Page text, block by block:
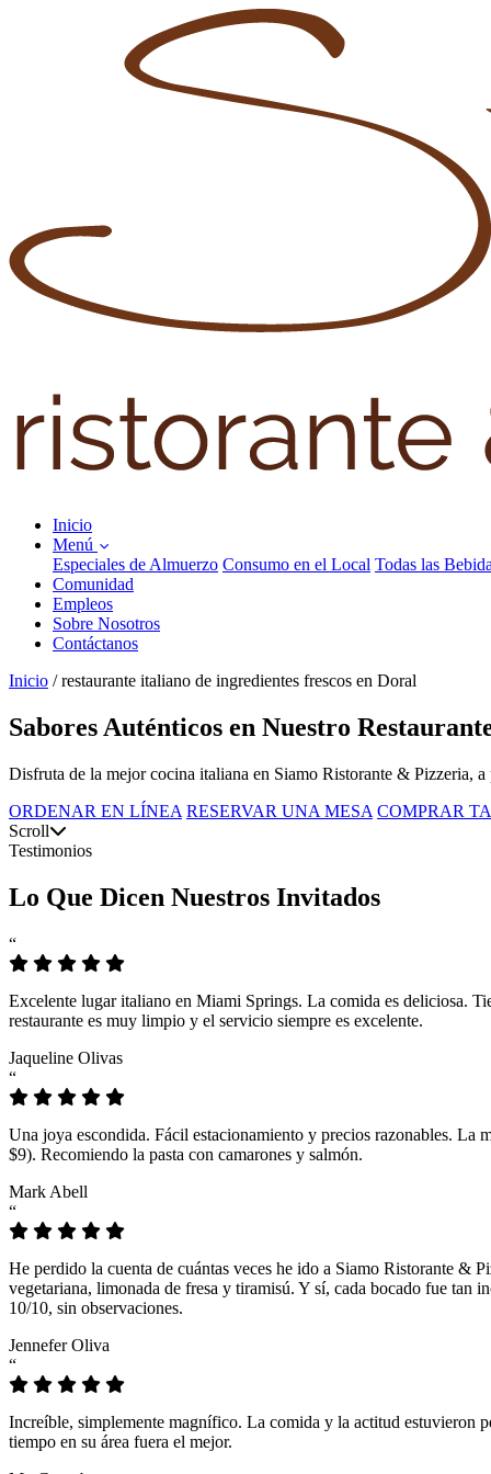
Inicio
Menú
Especiales de Almuerzo Consumo en el Local Todas las
Comunidad
Empleos
Sobre Nosotros
Contáctanos
Inicio / restaurante italiano de ingredientes frescos en Doral
Sabores Auténticos en Nuestro
Disfruta de la mejor cocina italiana en Siamo Ristorante & Pizzeria,
ORDENAR EN LÍNEA RESERVAR UNA MESA COMPRAR
Scroll
Testimonios
Lo Que Dicen Nuestros Invitados
“
Excelente lugar italiano en Miami Springs. La comida es deliciosa.
restaurante es muy limpio y el servicio siempre es excelente.
Jaqueline Olivas
“
Una joya escondida. Fácil estacionamiento y precios razonables.
$9). Recomiendo la pasta con camarones y salmón.
Mark Abell
“
He perdido la cuenta de cuántas veces he ido a Siamo Ristorante &
vegetariana, limonada de fresa y tiramisú. Y sí, cada bocado fue tan
10/10, sin observaciones.
Jennefer Oliva
“
Increíble, simplemente magnífico. La comida y la actitud estuvieron
tiempo en su área fuera el mejor.